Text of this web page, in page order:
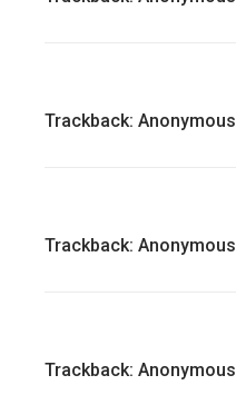
Trackback:Anonymous
Trackback:Anonymous
Trackback:Anonymous